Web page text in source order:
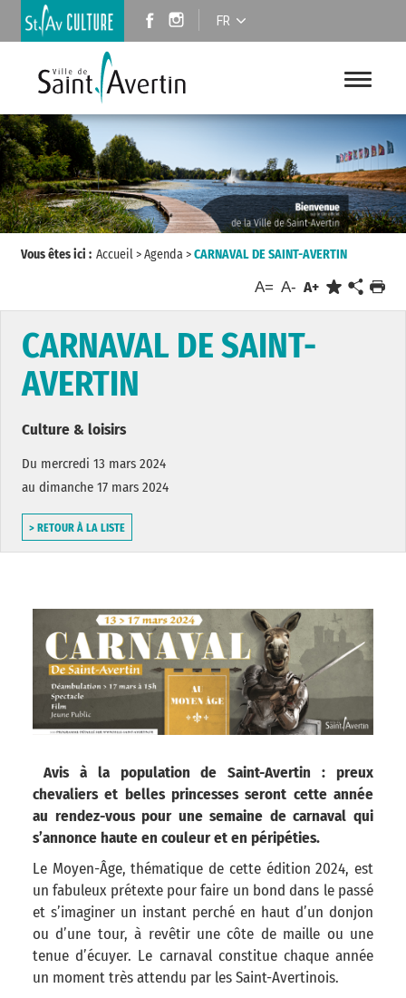
FR
Vous êtes ici : Accueil>Agenda>CARNAVAL DE SAINT-AVERTIN
A= A- A+
CARNAVAL DE SAINT-
AVERTIN
Culture & loisirs
Du mercredi 13 mars 2024
au dimanche 17 mars 2024
> RETOUR À LA LISTE
Avis à la population de Saint-Avertin : preux
chevaliers et belles princesses seront cette année
au rendez-vous pour une semaine de carnaval qui
s’annonce haute en couleur et en péripéties.
Le Moyen-Âge, thématique de cette édition 2024, est
un fabuleux prétexte pour faire un bond dans le passé
et s’imaginer un instant perché en haut d’un donjon
ou d’une tour, à revêtir une côte de maille ou une
tenue d’écuyer. Le carnaval constitue chaque année
un moment très attendu par les Saint-Avertinois.